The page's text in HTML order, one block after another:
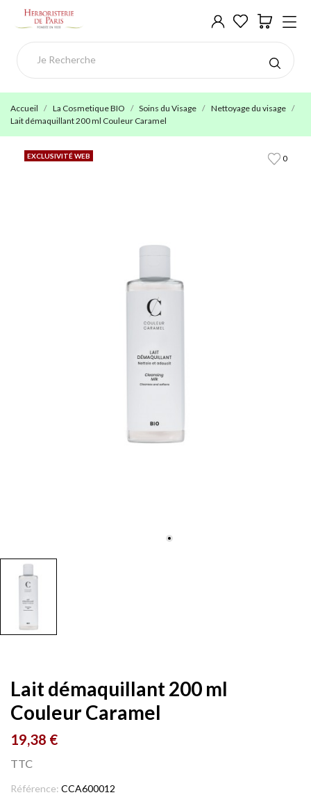
Accueil La Cosmetique BIO Soins du Visage
Nettoyage du visage
Lait démaquillant 200 ml Couleur Caramel
0
EXCLUSIVITÉ WEB
Lait démaquillant 200 ml
Couleur Caramel
19,38 €
TTC
Référence: CCA600012